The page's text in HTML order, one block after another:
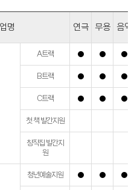
명 연극 무용 음악
A트랙
B트랙
C트랙
첫 책 발간지원
창작집 발간지
원
청년예술지원